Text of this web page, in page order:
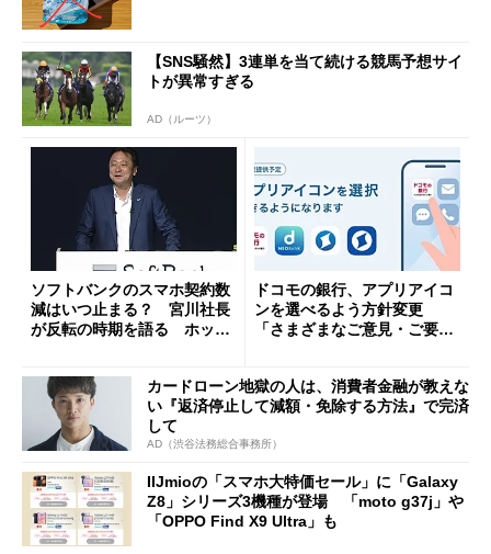
【SNS騒然】3連単を当て続ける競馬予想サイ
トが異常すぎる
AD（ルーツ）
ソフトバンクのスマホ契約数
減はいつ止まる？ 宮川社長
が反転の時期を語る ホッピ
ドコモの銀行、アプリアイコ
ンを選べるよう方針変更
「さまざまなご意見・ご要望
カードローン地獄の人は、消費者金融が教えな
い『返済停止して減額・免除する方法』で完済
して
AD（渋谷法務総合事務所）
IIJmioの「スマホ大特価セール」に「Galaxy
Z8」シリーズ3機種が登場 「moto g37j」や
「OPPO Find X9 Ultra」も